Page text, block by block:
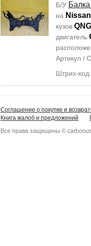
Б/У
на
кузов
двигатель
Артикул /
Штрих-
Соглашение о покупке и
Книга жалоб и предложений
Все права защищены ©